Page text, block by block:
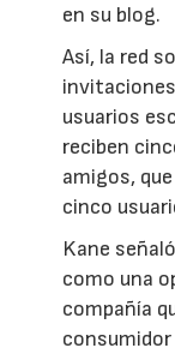
en su blog.
Así, la red
usuarios
reciben
amigos,
cinco
Kane
como una
compañía